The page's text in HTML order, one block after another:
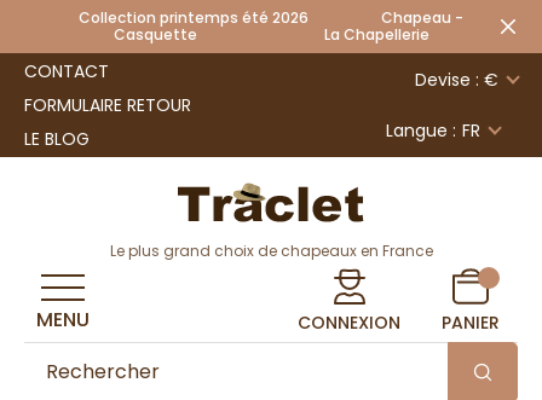
Collection printemps été 2026 Chapeau -
Casquette La Chapellerie
CONTACT
FORMULAIRE RETOUR
LE BLOG
Devise : €
Langue : FR
Le plus grand choix de chapeaux en France
CONNEXION PANIER
MENU